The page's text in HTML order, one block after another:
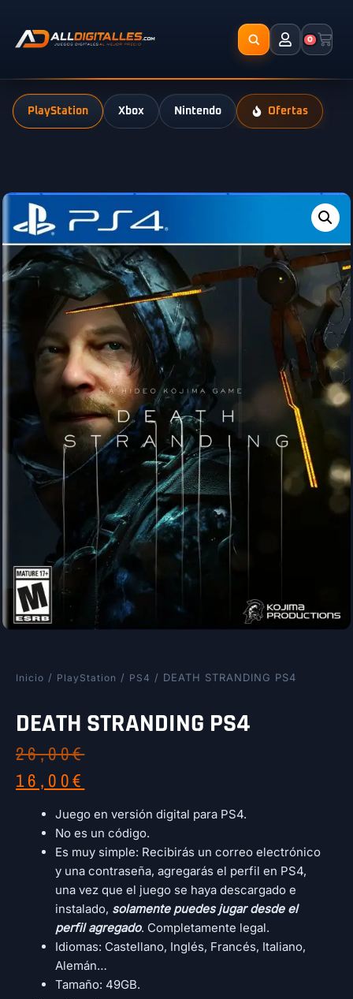
0
PlayStation Xbox Nintendo Ofertas
Inicio / PlayStation / PS4 / DEATH STRANDING PS4
DEATH STRANDING PS4
26,00€
16,00€
Juego en versión digital para PS4.
No es un código.
Es muy simple: Recibirás un correo electrónico
y una contraseña, agregarás el perfil en PS4,
una vez que el juego se haya descargado e
instalado, solamente puedes jugar desde el
perfil agregado. Completamente legal.
Idiomas: Castellano, Inglés, Francés, Italiano,
Alemán…
Tamaño: 49GB.